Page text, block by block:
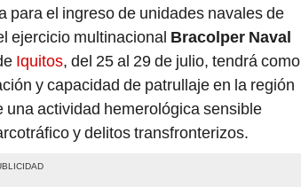
para el ingreso de unidades navales de
ejercicio multinacional Bracolper Naval
Iquitos, del 25 al 29 de julio, tendrá como
y capacidad de patrullaje en la región
actividad hemerológica sensible
y delitos transfronterizos.